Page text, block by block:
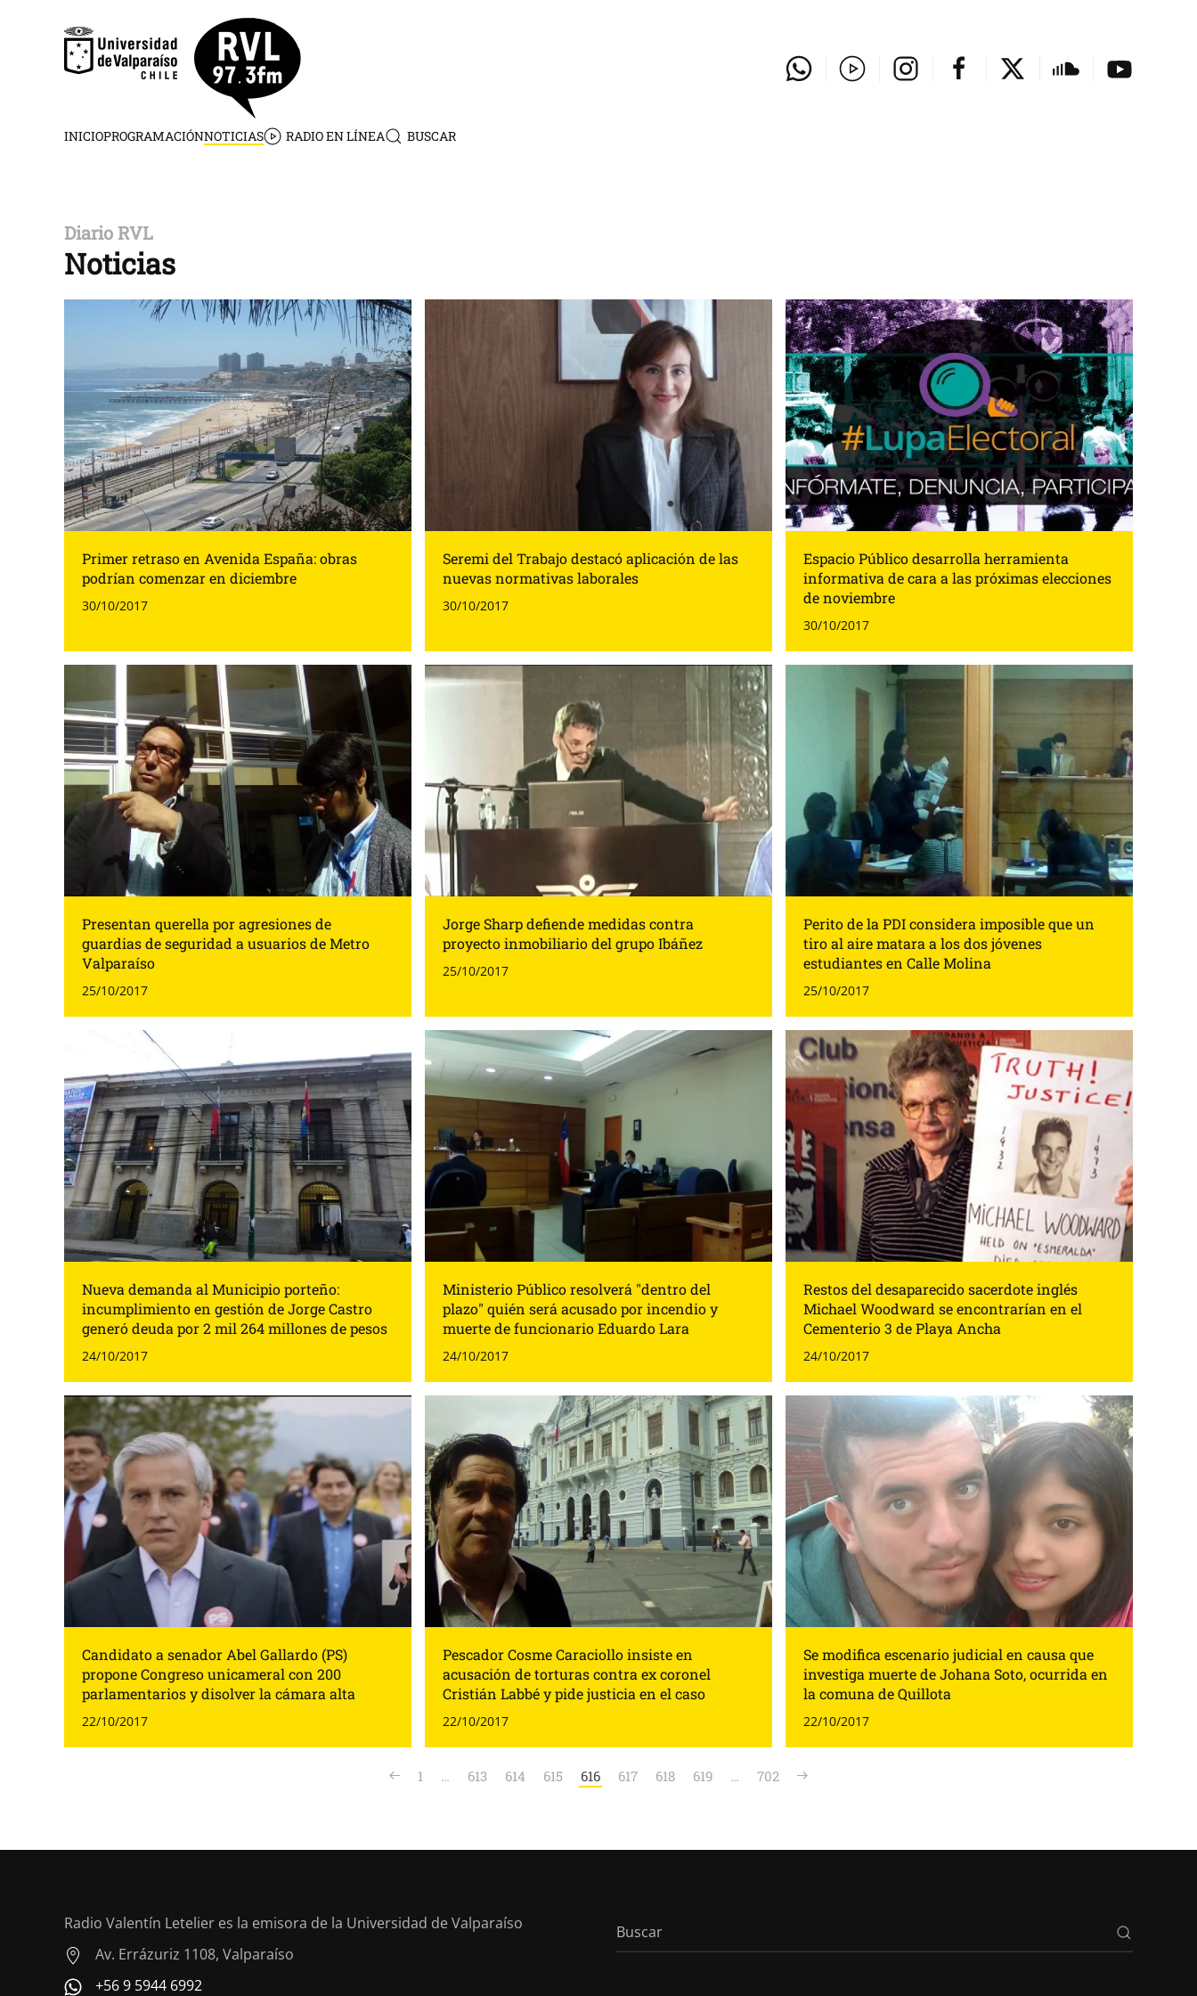
Skip to main content
INICIOPROGRAMACIÓNNOTICIAS RADIO EN LÍNEA BUSCAR
Diario RVL
Noticias
Primer retraso en Avenida España: obras
podrían comenzar en diciembre
30/10/2017
Seremi del Trabajo destacó aplicación de las
nuevas normativas laborales
30/10/2017
Espacio Público desarrolla herramienta
informativa de cara a las próximas elecciones
de noviembre
30/10/2017
Presentan querella por agresiones de
guardias de seguridad a usuarios de Metro
Valparaíso
25/10/2017
Jorge Sharp defiende medidas contra
proyecto inmobiliario del grupo Ibáñez
25/10/2017
Perito de la PDI considera imposible que un
tiro al aire matara a los dos jóvenes
estudiantes en Calle Molina
25/10/2017
Nueva demanda al Municipio porteño:
incumplimiento en gestión de Jorge Castro
generó deuda por 2 mil 264 millones de pesos
24/10/2017
Ministerio Público resolverá "dentro del
plazo" quién será acusado por incendio y
muerte de funcionario Eduardo Lara
24/10/2017
Restos del desaparecido sacerdote inglés
Michael Woodward se encontrarían en el
Cementerio 3 de Playa Ancha
24/10/2017
Candidato a senador Abel Gallardo (PS)
propone Congreso unicameral con 200
parlamentarios y disolver la cámara alta
22/10/2017
Pescador Cosme Caraciollo insiste en
acusación de torturas contra ex coronel
Cristián Labbé y pide justicia en el caso
22/10/2017
Se modifica escenario judicial en causa que
investiga muerte de Johana Soto, ocurrida en
la comuna de Quillota
22/10/2017
1 … 613 614 615 616 617 618 619 … 702
Radio Valentín Letelier es la emisora de la Universidad de Valparaíso
Av. Errázuriz 1108, Valparaíso
+56 9 5944 6992